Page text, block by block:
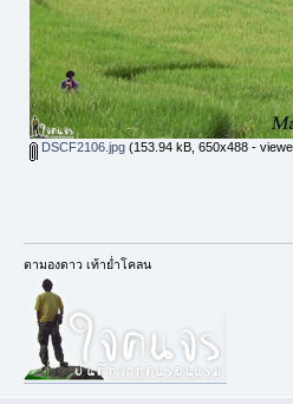
DSCF2106.jpg(153.94 kB, 650x488 -
ตามองดาว เท้าย่ำโคลน